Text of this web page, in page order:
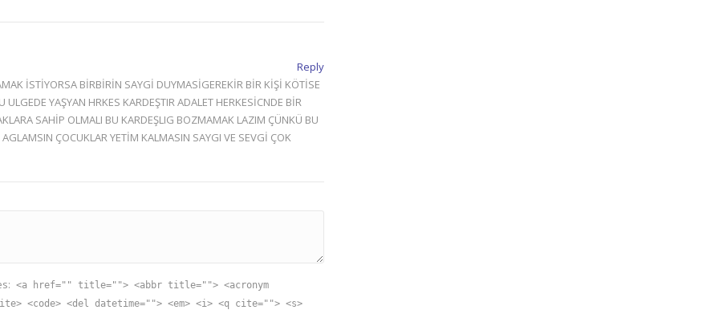
Reply
İSTİYORSA BİRBİRİN SAYGİ DUYMASİGEREKİR BİR KİŞİ KÖTİSE
YAŞYAN HRKES KARDEŞTIR ADALET HERKESİCNDE BİR
SAHİP OLMALI BU KARDEŞLIG BOZMAMAK LAZIM ÇÜNKÜ BU
ÇOCUKLAR YETİM KALMASIN SAYGI VE SEVGİ ÇOK
<a href="" title=""> <abbr title=""> <acronym
<code> <del datetime=""> <em> <i> <q cite=""> <s>